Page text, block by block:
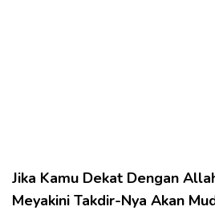
Jika Kamu Dekat Dengan
Meyakini Takdir-Nya Akan